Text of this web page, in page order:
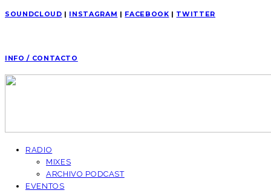
SOUNDCLOUD INSTAGRAM FACEBOOK TWITTER
INFO / CONTACTO
RADIO
MIXES
ARCHIVO PODCAST
EVENTOS